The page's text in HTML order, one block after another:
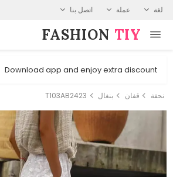
لغة عملة اتصل بنا
FASHION⁠ TIY
Download app and enjoy extra discount
نحفة قفان بنغال T103AB2423